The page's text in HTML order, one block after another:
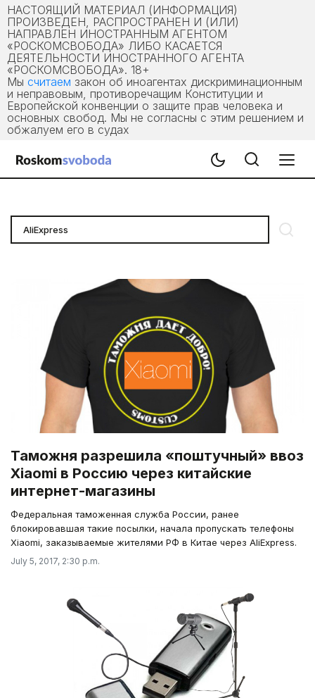
НАСТОЯЩИЙ МАТЕРИАЛ (ИНФОРМАЦИЯ)
ПРОИЗВЕДЕН, РАСПРОСТРАНЕН И (ИЛИ)
НАПРАВЛЕН ИНОСТРАННЫМ АГЕНТОМ
«РОСКОМСВОБОДА» ЛИБО КАСАЕТСЯ
ДЕЯТЕЛЬНОСТИ ИНОСТРАННОГО АГЕНТА
«РОСКОМСВОБОДА». 18+
Мы считаем закон об иноагентах дискриминационным
и неправовым, противоречащим Конституции и
Европейской конвенции о защите прав человека и
основных свобод. Мы не согласны с этим решением и
обжалуем его в судах
Таможня разрешила «поштучный» ввоз
Xiaomi в Россию через китайские
интернет-магазины
Федеральная таможенная служба России, ранее
блокировавшая такие посылки, начала пропускать телефоны
Xiaomi, заказываемые жителями РФ в Китае через AliExpress.
July 5, 2017, 2:30 p.m.